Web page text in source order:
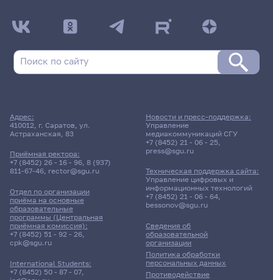
Адрес:
410012, г. Саратов, ул.
Астраханская, 83
Приёмная ректора:
+7 (8452) 26 - 16 - 96, 8 (937)
811-67-46, rector@sgu.ru
Отдел по организации
приёма на основные
образовательные
программы (Центральная
приёмная комиссия):
+7 (8452) 51 - 92 - 26,
cpk@sgu.ru
International Students:
+7 (8452) 50 - 87 - 07,
Сведения об
образовательной
организации
Политика обработки
персональных данных
Противодействие
Новости и пресс-поддержка:
Управление
медиакоммуникаций СГУ
+7 (8452) 21 - 06 - 25,
press@sgu.ru
Техническая поддержка сайта:
Управление цифровых и
информационных технологий
+7 (8452) 21 - 06 - 64,
bessonov@sgu.ru